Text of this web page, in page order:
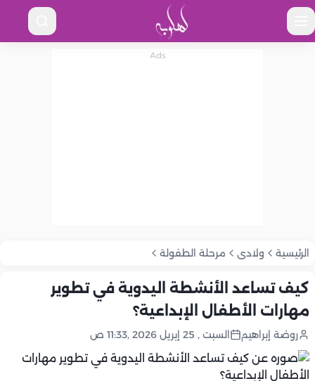
الرئيسية ولادى مرحلة الطفولة
كيف تساعد الأنشطة اليدوية في تطوير
مهارات الأطفال الإبداعية؟
روضة إبراهيم السبت , 25 إبريل 2026 ,11:33 ص